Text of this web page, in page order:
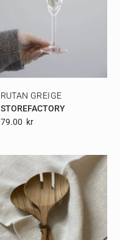
RUTAN GREIGE
STOREFACTORY
79.00 Kr